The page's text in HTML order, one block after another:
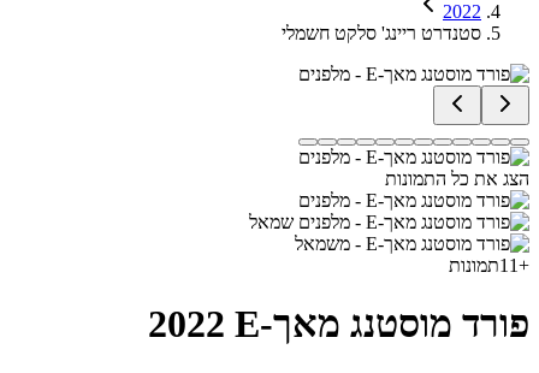
2022
סטנדרט ריינג' סלקט חשמלי
הצג את כל התמונות
+
11תמונות
פורד מוסטנג מאך-E 2022